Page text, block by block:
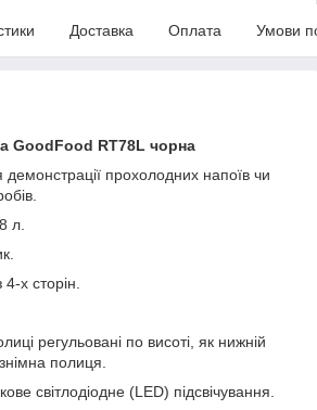
Доставка Оплата Умови
GoodFood RT78L чорна
прохолодних напоїв чи
л.
х сторін.
регульовані по висоті, як нижній
полиця.
світлодіодне (LED) підсвічування.